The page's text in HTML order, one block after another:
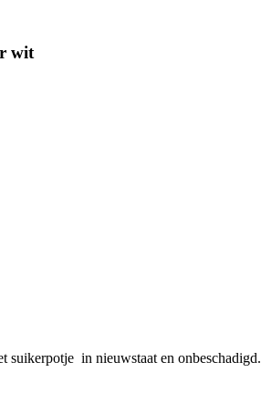
wit
suikerpotje in nieuwstaat en onbeschadigd.